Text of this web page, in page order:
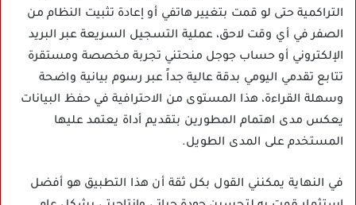
التراكمية حتى لو قمت بتغيير هاتفي أو إعادة تثبيت النظام من
الصفر في أي وقت لاحق، عملية التسجيل السريعة عبر البريد
الإلكتروني أو حساب جوجل منحتني تجربة مخصصة ومستقرة
تتابع تقدمي اليومي بدقة عالية جداً عبر رسوم بيانية واضحة
وسهلة القراءة، هذا المستوى من الاحترافية في حفظ البيانات
يعكس مدى اهتمام المطورين بتقديم أداة يعتمد عليها
المستخدم على المدى الطويل.
في النهاية يمكنني القول بكل ثقة أن هذا التطبيق هو أفضل